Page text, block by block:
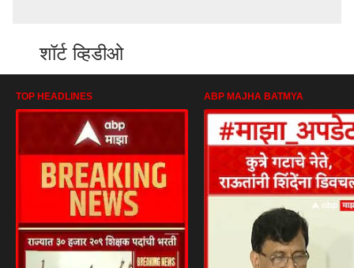
शॉर्ट व्हिडीओ
TOP HEADLINES ABP MAJHA BATMYA